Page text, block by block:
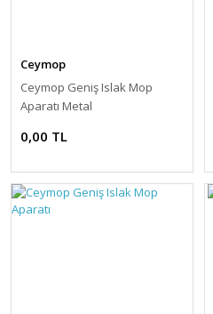
Ceymop
Ceymop Geniş Islak Mop
Aparatı Metal
0,00 TL